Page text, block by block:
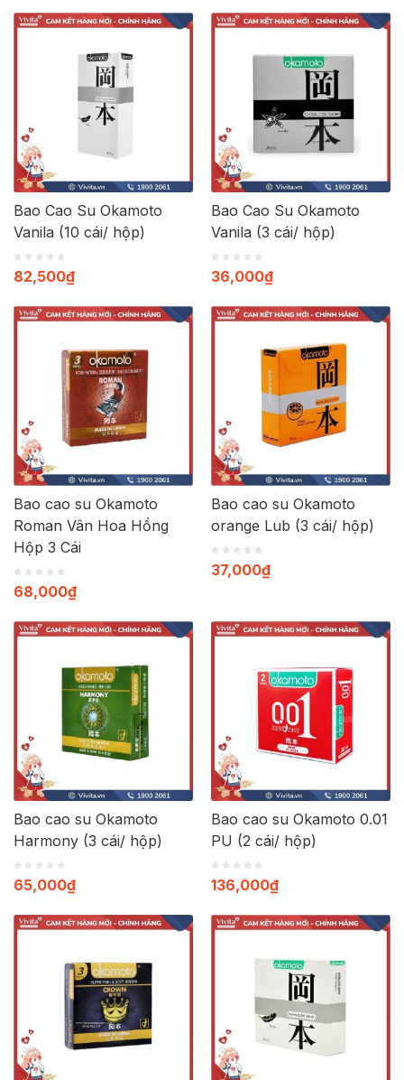
Bao Cao Su Okamoto
Vanila (10 cái/ hộp)
82,500₫
Bao Cao Su Okamoto
Vanila (3 cái/ hộp)
36,000₫
Bao cao su Okamoto
Roman Vân Hoa Hồng
Hộp 3 Cái
68,000₫
Bao cao su Okamoto
orange Lub (3 cái/ hộp)
37,000₫
Bao cao su Okamoto
Harmony (3 cái/ hộp)
65,000₫
Bao cao su Okamoto 0.01
PU (2 cái/ hộp)
136,000₫